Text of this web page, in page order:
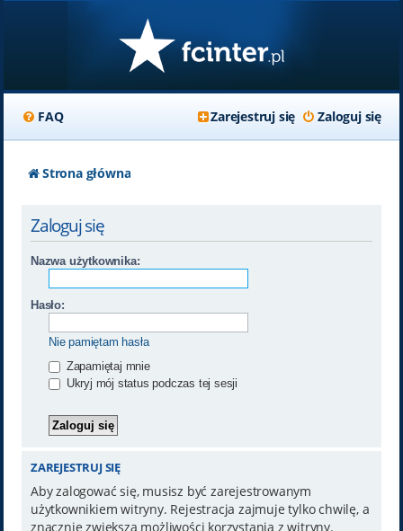
FAQ Zaloguj się
Zarejestruj się
Strona główna
Zaloguj się
Nazwa użytkownika:
Hasło:
Nie pamiętam hasła
Zapamiętaj mnie
Ukryj mój status podczas tej sesji
ZAREJESTRUJ SIĘ
Aby zalogować się, musisz być zarejestrowanym
użytkownikiem witryny. Rejestracja zajmuje tylko chwilę, a
znacznie zwiększa możliwości korzystania z witryny.